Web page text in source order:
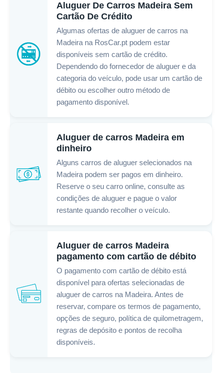
Aluguer De Carros Madeira Sem
Cartão De Crédito
Algumas ofertas de aluguer de carros na
Madeira na RosCar.pt podem estar
disponíveis sem cartão de crédito.
Dependendo do fornecedor de aluguer e da
categoria do veículo, pode usar um cartão de
débito ou escolher outro método de
pagamento disponível.
Aluguer de carros Madeira em
dinheiro
Alguns carros de aluguer selecionados na
Madeira podem ser pagos em dinheiro.
Reserve o seu carro online, consulte as
condições de aluguer e pague o valor
restante quando recolher o veículo.
Aluguer de carros Madeira
pagamento com cartão de débito
O pagamento com cartão de débito está
disponível para ofertas selecionadas de
aluguer de carros na Madeira. Antes de
reservar, compare os termos de pagamento,
opções de seguro, política de quilometragem,
regras de depósito e pontos de recolha
disponíveis.